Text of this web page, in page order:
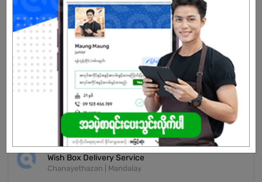
Already Expired
Don't have an account?
REGISTER NOW!
More Similar Jobs
Delivery
Wish Box Delivery Service
Chanayethazan | Mandalay